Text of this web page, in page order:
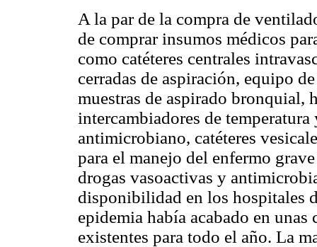
A la par de la compra de
de comprar insumos médicos
como catéteres centrales
cerradas de aspiración, equipo
muestras de aspirado bronquial,
intercambiadores de
antimicrobiano, catéteres
para el manejo del enfermo
drogas vasoactivas y
disponibilidad en los hospitales
epidemia había acabado en unas
existentes para todo el año. La